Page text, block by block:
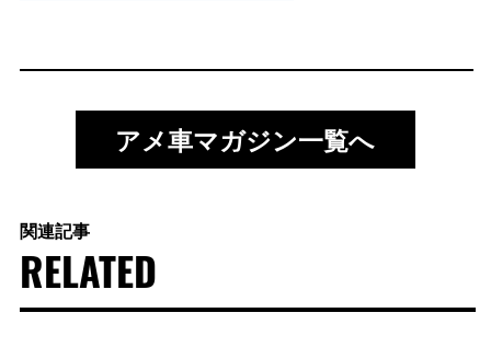
アメ車マガジン一覧へ
関連記事
RELATED